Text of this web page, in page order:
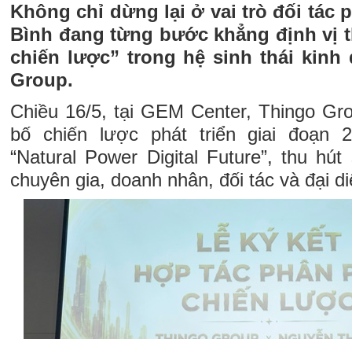
Không chỉ dừng lại ở vai trò đối tác
Bình đang từng bước khẳng định vị
chiến lược” trong hệ sinh thái kinh
Group.
Chiều 16/5, tại GEM Center, Thingo
bố chiến lược phát triển giai đoạn
“Natural Power Digital Future”, thu
chuyên gia, doanh nhân, đối tác và đại